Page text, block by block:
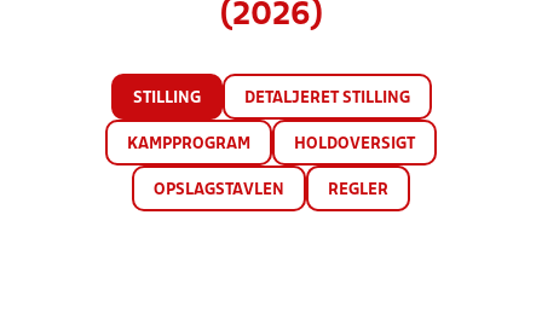
(2026)
STILLING DETALJERET STILLING
KAMPPROGRAM HOLDOVERSIGT
OPSLAGSTAVLEN REGLER